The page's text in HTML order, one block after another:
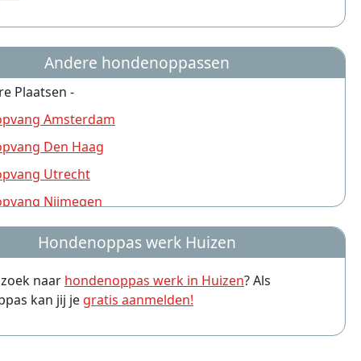
Andere hondenoppassen
Plaatsen -
Amsterdam
Den Haag
Utrecht
Nijmegen
Rotterdam
Groningen
Almere
Amersfoort
Arnhem
Hondenoppas werk Huizen
naar hondenoppas werk in Huizen? Als
kan jij je gratis aanmelden!